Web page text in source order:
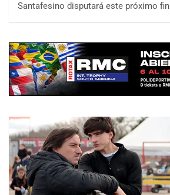
Santafesino disputará este próximo